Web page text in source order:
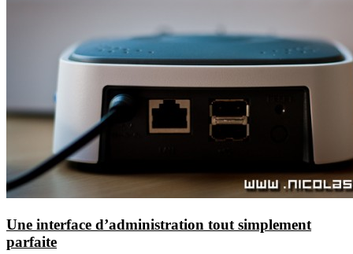
Une interface d’administration tout simplement
parfaite